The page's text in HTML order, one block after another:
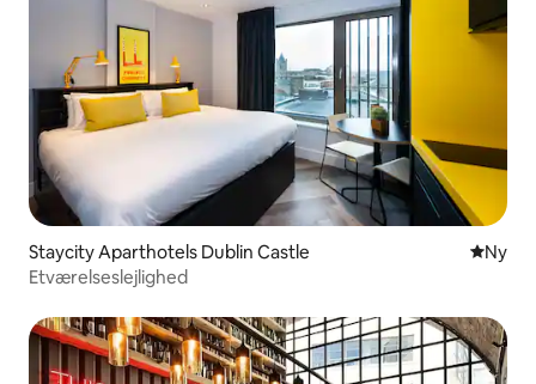
Staycity Aparthotels Dublin Castle Nyt
Ny
Etværelseslejlighed